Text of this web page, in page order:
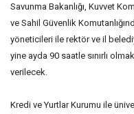
Savunma Bakanlığı, Kuvvet
ve Sahil Güvenlik
yöneticileri ile rektör ve il
yine ayda 90 saatle sınırlı
verilecek.
Kredi ve Yurtlar Kurumu ile